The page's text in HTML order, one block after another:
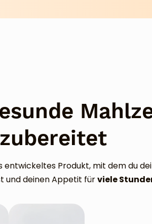
entwickeltes Produkt, mit dem du
und deinen Appetit fürviele